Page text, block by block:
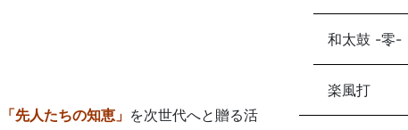
「先人たちの知恵」 を次世代へと贈る活
和太鼓 -零-
楽風打